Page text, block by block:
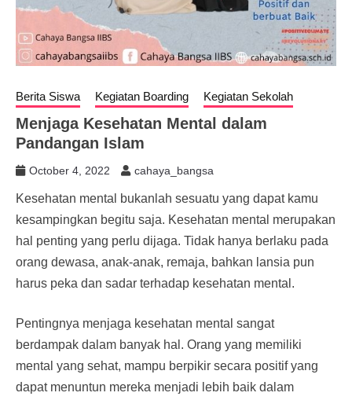
Berita Siswa Kegiatan Boarding Kegiatan Sekolah
Menjaga Kesehatan Mental dalam
Pandangan Islam
October 4, 2022 cahaya_bangsa
Kesehatan mental bukanlah sesuatu yang dapat kamu
kesampingkan begitu saja. Kesehatan mental merupakan
hal penting yang perlu dijaga. Tidak hanya berlaku pada
orang dewasa, anak-anak, remaja, bahkan lansia pun
harus peka dan sadar terhadap kesehatan mental.
Pentingnya menjaga kesehatan mental sangat
berdampak dalam banyak hal. Orang yang memiliki
mental yang sehat, mampu berpikir secara positif yang
dapat menuntun mereka menjadi lebih baik dalam